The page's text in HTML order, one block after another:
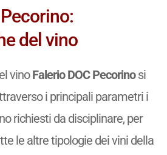
del vino
vinoFalerio DOC Pecorinosi
i principali parametri i
richiesti da disciplinare, per
le altre tipologie dei vini della